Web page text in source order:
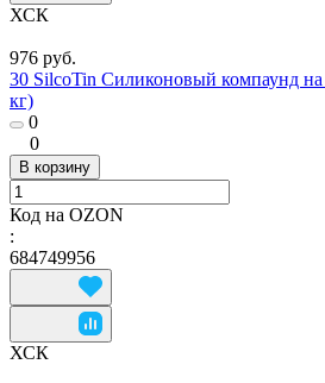
ХСК
976 руб.
30 SilcoTin Силиконовый компаунд на
кг)
0
0
В корзину
Код на OZON
:
684749956
ХСК